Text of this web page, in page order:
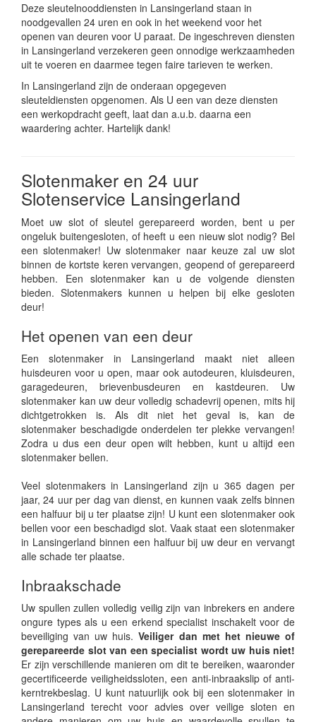
Deze sleutelnooddiensten in Lansingerland staan in
noodgevallen 24 uren en ook in het weekend voor het
openen van deuren voor U paraat. De ingeschreven diensten
in Lansingerland verzekeren geen onnodige werkzaamheden
uit te voeren en daarmee tegen faire tarieven te werken.
In Lansingerland zijn de onderaan opgegeven
sleuteldiensten opgenomen. Als U een van deze diensten
een werkopdracht geeft, laat dan a.u.b. daarna een
waardering achter. Hartelijk dank!
Slotenmaker en 24 uur
Slotenservice Lansingerland
Moet uw slot of sleutel gerepareerd worden, bent u per
ongeluk buitengesloten, of heeft u een nieuw slot nodig? Bel
een slotenmaker! Uw slotenmaker naar keuze zal uw slot
binnen de kortste keren vervangen, geopend of gerepareerd
hebben. Een slotenmaker kan u de volgende diensten
bieden. Slotenmakers kunnen u helpen bij elke gesloten
deur!
Het openen van een deur
Een slotenmaker in Lansingerland maakt niet alleen
huisdeuren voor u open, maar ook autodeuren, kluisdeuren,
garagedeuren, brievenbusdeuren en kastdeuren. Uw
slotenmaker kan uw deur volledig schadevrij openen, mits hij
dichtgetrokken is. Als dit niet het geval is, kan de
slotenmaker beschadigde onderdelen ter plekke vervangen!
Zodra u dus een deur open wilt hebben, kunt u altijd een
slotenmaker bellen.
Veel slotenmakers in Lansingerland zijn u 365 dagen per
jaar, 24 uur per dag van dienst, en kunnen vaak zelfs binnen
een halfuur bij u ter plaatse zijn! U kunt een slotenmaker ook
bellen voor een beschadigd slot. Vaak staat een slotenmaker
in Lansingerland binnen een halfuur bij uw deur en vervangt
alle schade ter plaatse.
Inbraakschade
Uw spullen zullen volledig veilig zijn van inbrekers en andere
ongure types als u een erkend specialist inschakelt voor de
beveiliging van uw huis. Veiliger dan met het nieuwe of
gerepareerde slot van een specialist wordt uw huis niet!
Er zijn verschillende manieren om dit te bereiken, waaronder
gecertificeerde veiligheidssloten, een anti-inbraakslip of anti-
kerntrekbeslag. U kunt natuurlijk ook bij een slotenmaker in
Lansingerland terecht voor advies over veilige sloten en